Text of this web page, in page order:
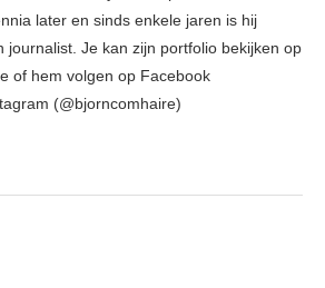
later en sinds enkele jaren is hij
journalist. Je kan zijn portfolio bekijken op
of hem volgen op Facebook
(@bjorncomhaire)